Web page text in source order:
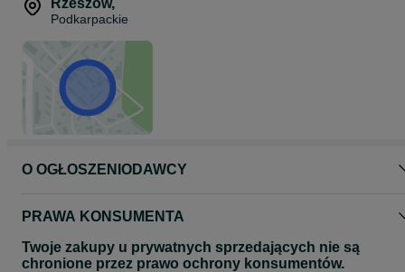
Zainwestuj w precyzyjne rolnictwo – postaw na sprawdzone
rozwiązania od TaxusAgro!
Rzeszów,
Podkarpackie
O OGŁOSZENIODAWCY
PRAWA KONSUMENTA
Twoje zakupy u prywatnych sprzedających nie są
chronione przez prawo ochrony konsumentów.